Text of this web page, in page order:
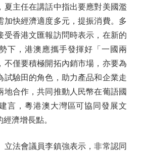
夏主任在講話中指出要應對美國濫
加快經濟適度多元，提振消費。多
受香港文匯報訪問時表示，在新的
下，港澳應攜手發揮好「一國兩
不僅要積極開拓內銷市場，亦要為
試驗田的角色，助力產品和企業走
地合作，共同推動人民幣在葡語國
言，粵港澳大灣區可協同發展文
濟增長點。
法會議員李鎮強表示，非常認同